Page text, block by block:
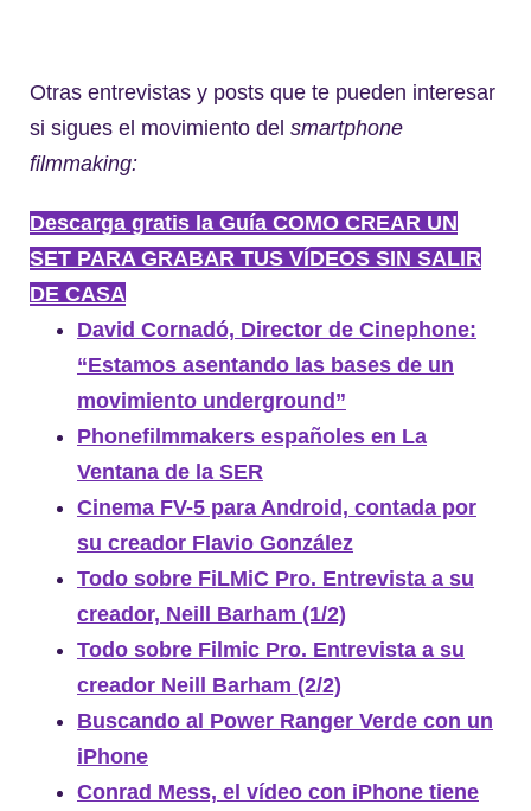
Otras entrevistas y posts que te pueden interesar
si sigues el movimiento del smartphone
filmmaking:
Descarga gratis la Guía COMO CREAR UN
SET PARA GRABAR TUS VÍDEOS SIN SALIR
DE CASA
David Cornadó, Director de Cinephone:
“Estamos asentando las bases de un
movimiento underground”
Phonefilmmakers españoles en La
Ventana de la SER
Cinema FV-5 para Android, contada por
su creador Flavio González
Todo sobre FiLMiC Pro. Entrevista a su
creador, Neill Barham (1/2)
Todo sobre Filmic Pro. Entrevista a su
creador Neill Barham (2/2)
Buscando al Power Ranger Verde con un
iPhone
Conrad Mess, el vídeo con iPhone tiene